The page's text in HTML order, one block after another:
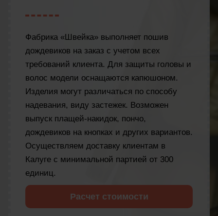
Фабрика «Швейка» выполняет пошив
дождевиков на заказ с учетом всех
требований клиента. Для защиты головы и
волос модели оснащаются капюшоном.
Изделия могут различаться по способу
надевания, виду застежек. Возможен
выпуск плащей-накидок, пончо,
дождевиков на кнопках и других вариантов.
Осуществляем доставку клиентам в
Калуге с минимальной партией от 300
единиц.
Расчет стоимости